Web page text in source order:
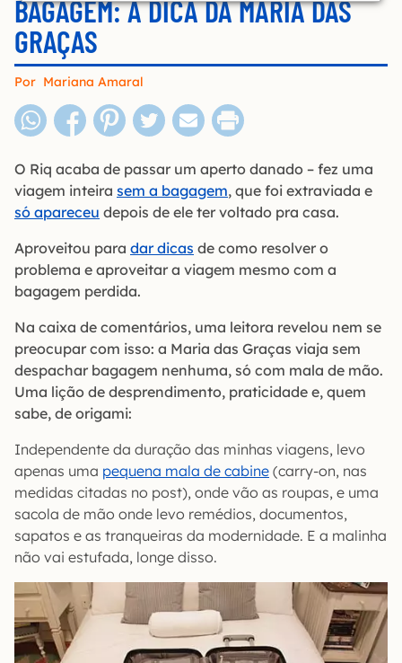
BAGAGEM: A DICA DA MARIA DAS
GRAÇAS
Por Mariana Amaral
O Riq acaba de passar um aperto danado – fez uma
viagem inteira sem a bagagem, que foi extraviada e
só apareceu depois de ele ter voltado pra casa.
Aproveitou para dar dicas de como resolver o
problema e aproveitar a viagem mesmo com a
bagagem perdida.
Na caixa de comentários, uma leitora revelou nem se
preocupar com isso: a Maria das Graças viaja sem
despachar bagagem nenhuma, só com mala de mão.
Uma lição de desprendimento, praticidade e, quem
sabe, de origami:
Independente da duração das minhas viagens, levo
apenas uma pequena mala de cabine (carry-on, nas
medidas citadas no post), onde vão as roupas, e uma
sacola de mão onde levo remédios, documentos,
sapatos e as tranqueiras da modernidade. E a malinha
não vai estufada, longe disso.